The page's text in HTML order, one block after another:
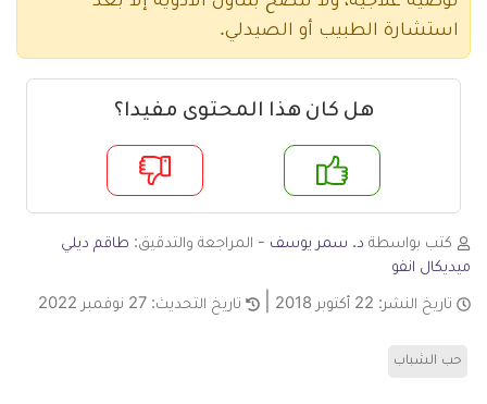
استشارة الطبيب أو الصيدلي.
هل كان هذا المحتوى مفيدا؟
لا
كتب بواسطة د. سمر يوسف - المراجعة والتدقيق: طاقم ديلي
ميديكال انفو
تاريخ النشر: 22 أكتوبر 2018 تاريخ التحديث: 27 نوفمبر 2022
حب الشباب